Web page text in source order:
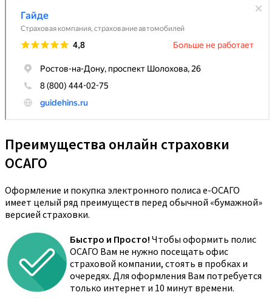
Преимущества онлайн страховки
ОСАГО
Оформление и покупка электронного полиса е-ОСАГО
имеет целый ряд преимуществ перед обычной «бумажной»
версией страховки.
Быстро и Просто! Чтобы оформить полис
ОСАГО Вам не нужно посещать офис
страховой компании, стоять в пробках и
очередях. Для оформления Вам потребуется
только интернет и 10 минут времени.